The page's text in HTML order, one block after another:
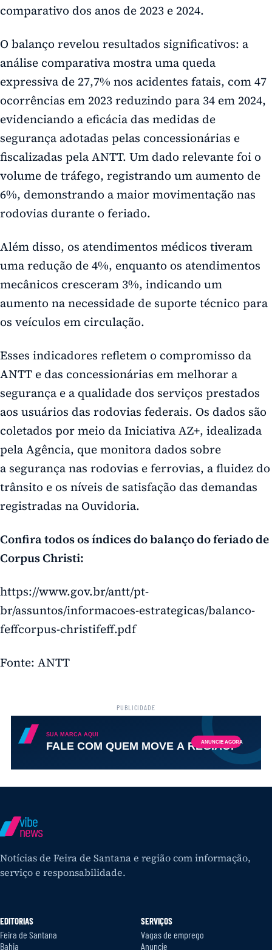
comparativo dos anos de 2023 e 2024.
O balanço revelou resultados significativos: a
análise comparativa mostra uma queda
expressiva de 27,7% nos acidentes fatais, com 47
ocorrências em 2023 reduzindo para 34 em 2024,
evidenciando a eficácia das medidas de
segurança adotadas pelas concessionárias e
fiscalizadas pela ANTT. Um dado relevante foi o
volume de tráfego, registrando um aumento de
6%, demonstrando a maior movimentação nas
rodovias durante o feriado.
Além disso, os atendimentos médicos tiveram
uma redução de 4%, enquanto os atendimentos
mecânicos cresceram 3%, indicando um
aumento na necessidade de suporte técnico para
os veículos em circulação.
Esses indicadores refletem o compromisso da
ANTT e das concessionárias em melhorar a
segurança e a qualidade dos serviços prestados
aos usuários das rodovias federais. Os dados são
coletados por meio da Iniciativa AZ+, idealizada
pela Agência, que monitora dados sobre
a segurança nas rodovias e ferrovias, a fluidez do
trânsito e os níveis de satisfação das demandas
registradas na Ouvidoria.
Confira todos os índices do balanço do feriado de
Corpus Christi:
https://www.gov.br/antt/pt-
br/assuntos/informacoes-estrategicas/balanco-
feffcorpus-christifeff.pdf
Fonte: ANTT
PUBLICIDADE
vibe
news
Notícias de Feira de Santana e região com informação,
serviço e responsabilidade.
EDITORIAS
Feira de Santana
Bahia
SERVIÇOS
Vagas de emprego
Anuncie